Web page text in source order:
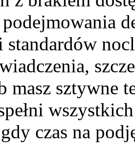
masz sztywne
gdy czas na